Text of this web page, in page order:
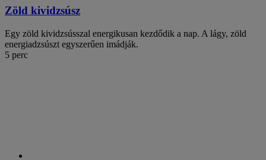
Zöld kividzsúsz
Egy zöld kividzsússzal energikusan kezdődik a nap. A lágy, zöld
energiadzsúszt egyszerűen imádják.
5 perc